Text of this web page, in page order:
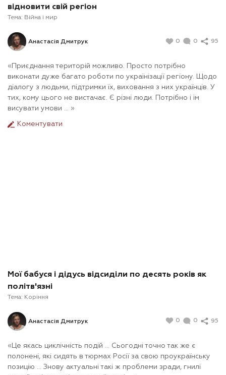
відновити свій регіон
Тема: Війна і мир
Анастасія Дмитрук 0 0 95
«Приєднання територій можливо. Просто потрібно
виконати дуже багато роботи по українізації регіону. Щодо
діалогу з людьми, підтримки їх, виховання з них українців. У
тих, кому цього не вистачає. Є різні люди. Потрібно і їм
висувати умови ... »
Коментувати
Мої бабуся і дідусь відсиділи по десять років як
політв'язні
Тема: Коріння
Анастасія Дмитрук 0 0 95
«Це якась циклічність подій ... Сьогодні точно так же є
полонені, які сидять в тюрмах Росії за свою проукраїнську
позицію ... Знову актуальні такі ж проблеми зради, гнилі